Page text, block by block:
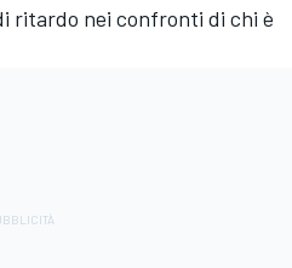
ritardo nei confronti di chi è